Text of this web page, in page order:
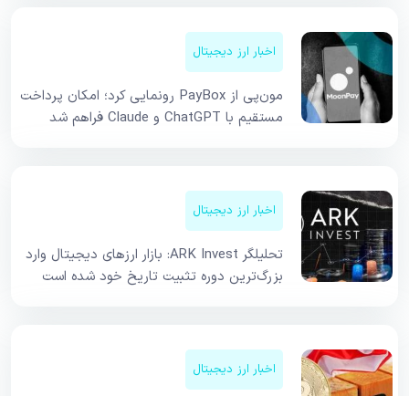
اخبار ارز دیجیتال
مون‌پی از PayBox رونمایی کرد؛ امکان پرداخت
مستقیم با ChatGPT و Claude فراهم شد
اخبار ارز دیجیتال
تحلیلگر ARK Invest: بازار ارزهای دیجیتال وارد
بزرگ‌ترین دوره تثبیت تاریخ خود شده است
اخبار ارز دیجیتال